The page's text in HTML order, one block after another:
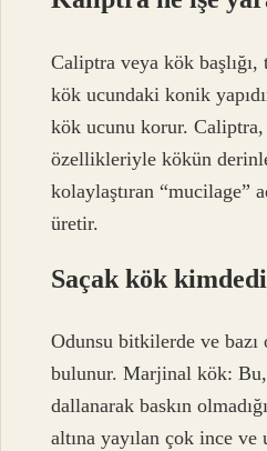
Caliptra veya kök
kök ucundaki konik
kök ucunu korur. Caliptra,
özellikleriyle kökün
kolaylaştıran “mucilage”
üretir.
Saçak kök
Odunsu bitkilerde ve
bulunur. Marjinal kök:
dallanarak baskın
altına yayılan çok ince